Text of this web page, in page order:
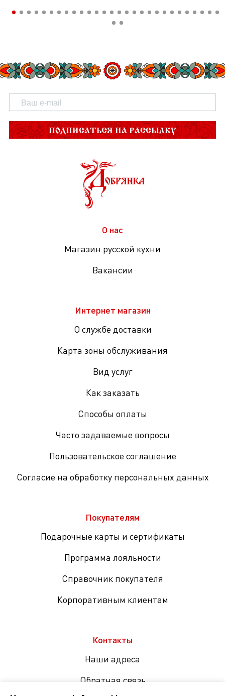
ПОДПИСАТЬСЯ НА РАССЫЛКУ
О нас
Магазин русской кухни
Вакансии
Интернет магазин
О службе доставки
Карта зоны обслуживания
Вид услуг
Как заказать
Способы оплаты
Часто задаваемые вопросы
Пользовательское соглашение
Согласие на обработку персональных данных
Покупателям
Подарочные карты и сертификаты
Программа лояльности
Справочник покупателя
Корпоративным клиентам
Контакты
Наши адреса
Обратная связь